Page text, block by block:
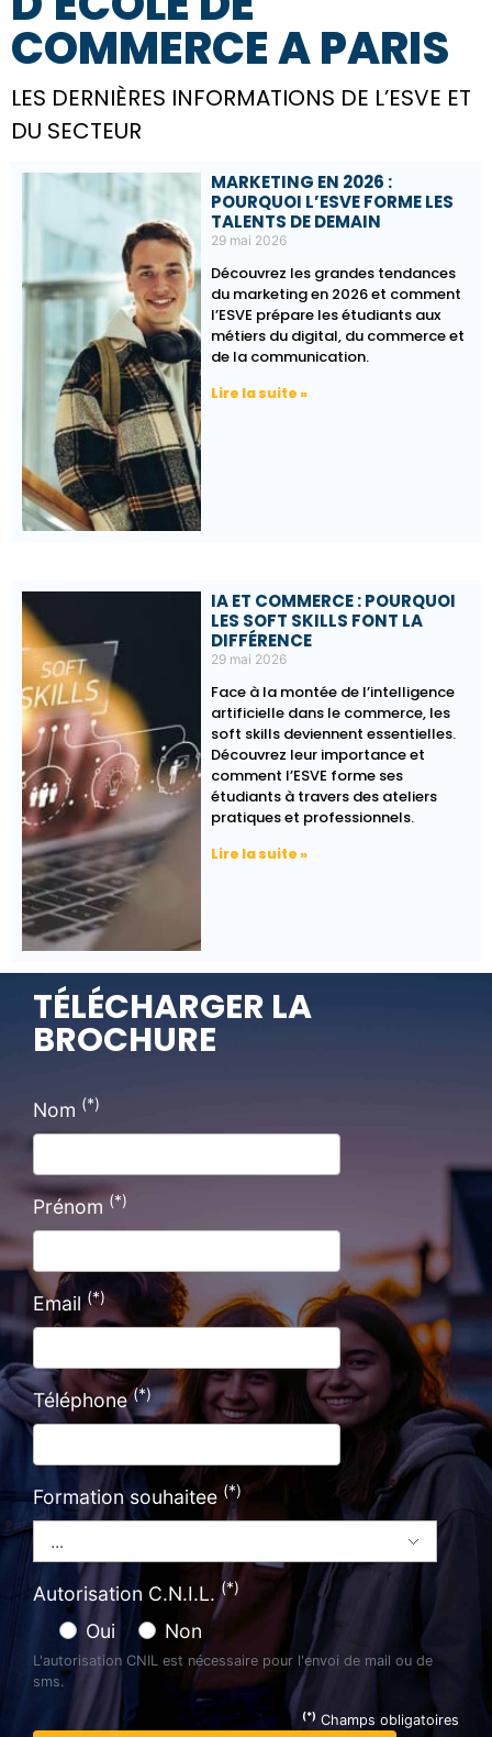
COMMERCE A PARIS​
LES DERNIÈRES INFORMATIONS DE L’ESVE ET
DU SECTEUR
MARKETING EN 2026 :
POURQUOI L’ESVE FORME LES
TALENTS DE DEMAIN
29 mai 2026
Découvrez les grandes tendances
du marketing en 2026 et comment
l’ESVE prépare les étudiants aux
métiers du digital, du commerce et
de la communication.
Lire la suite »
IA ET COMMERCE : POURQUOI
LES SOFT SKILLS FONT LA
DIFFÉRENCE
29 mai 2026
Face à la montée de l’intelligence
artificielle dans le commerce, les
soft skills deviennent essentielles.
Découvrez leur importance et
comment l’ESVE forme ses
étudiants à travers des ateliers
pratiques et professionnels.
Lire la suite »
TÉLÉCHARGER LA
BROCHURE
Nom (*)
Prénom (*)
Email(*)
Téléphone(*)
Formation souhaitee (*)
Autorisation C.N.I.L.(*)
Oui Non
L'autorisation CNIL est nécessaire pour l'envoi de mail ou de
sms.
(*) Champs obligatoires